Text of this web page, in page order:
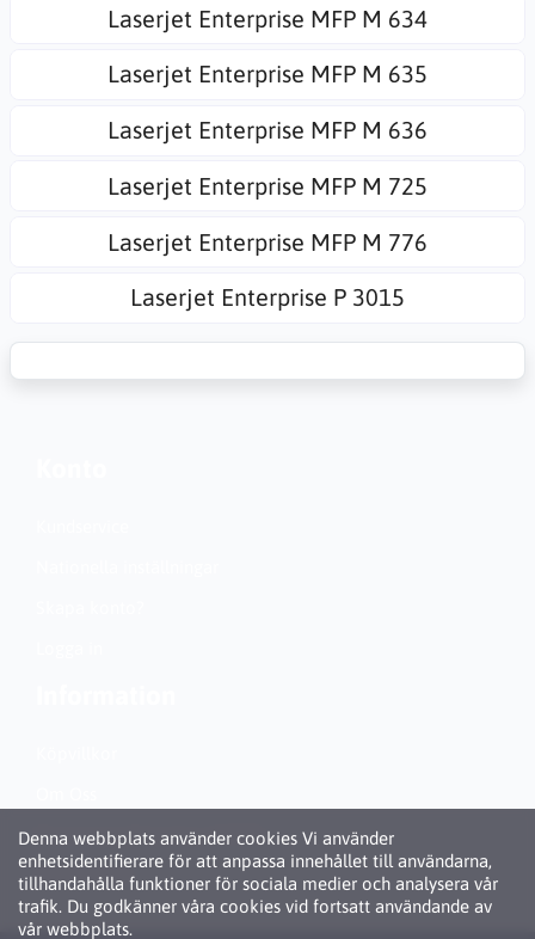
Laserjet Enterprise MFP M 634
Laserjet Enterprise MFP M 635
Laserjet Enterprise MFP M 636
Laserjet Enterprise MFP M 725
Laserjet Enterprise MFP M 776
Laserjet Enterprise P 3015
Denna webbplats använder cookies Vi använder
enhetsidentifierare för att anpassa innehållet till användarna,
tillhandahålla funktioner för sociala medier och analysera vår
trafik. Du godkänner våra cookies vid fortsatt användande av
vår webbplats.
Personuppgiftspolicy (GDPR)
Om Cookies